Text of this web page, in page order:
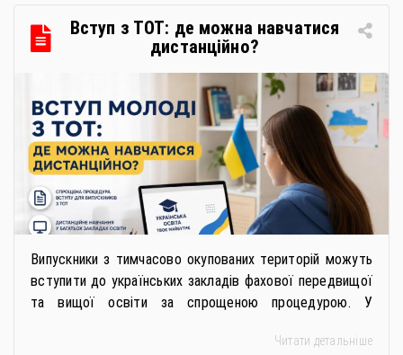
Вступ з ТОТ: де можна навчатися
дистанційно?
Випускники з тимчасово окупованих територій можуть
вступити до українських закладів фахової передвищої
та вищої освіти за спрощеною процедурою. У
дистанційне навчання, що дає можливість здобувати
Читати детальніше